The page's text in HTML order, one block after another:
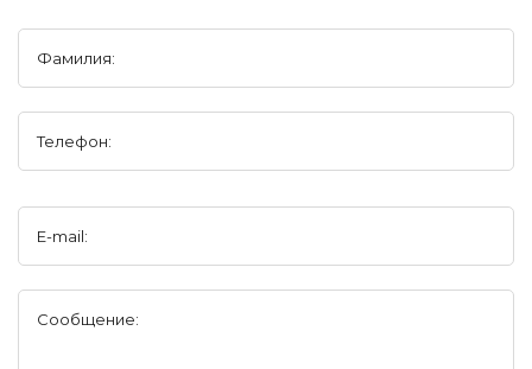
Фамилия:
Телефон:
E-mail:
Сообщение: